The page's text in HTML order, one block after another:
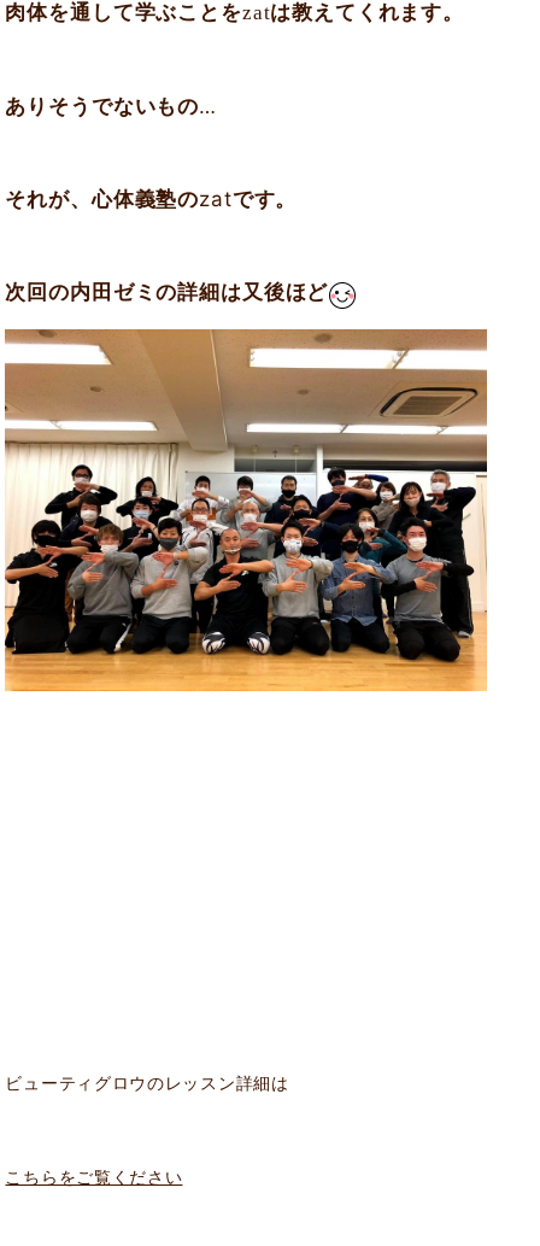
肉体を通して学ぶことをzatは教えてくれます。
ありそうでないもの…
それが、心体義塾のzatです。
次回の内田ゼミの詳細は又後ほど
ビューティグロウのレッスン詳細は
こちらをご覧ください